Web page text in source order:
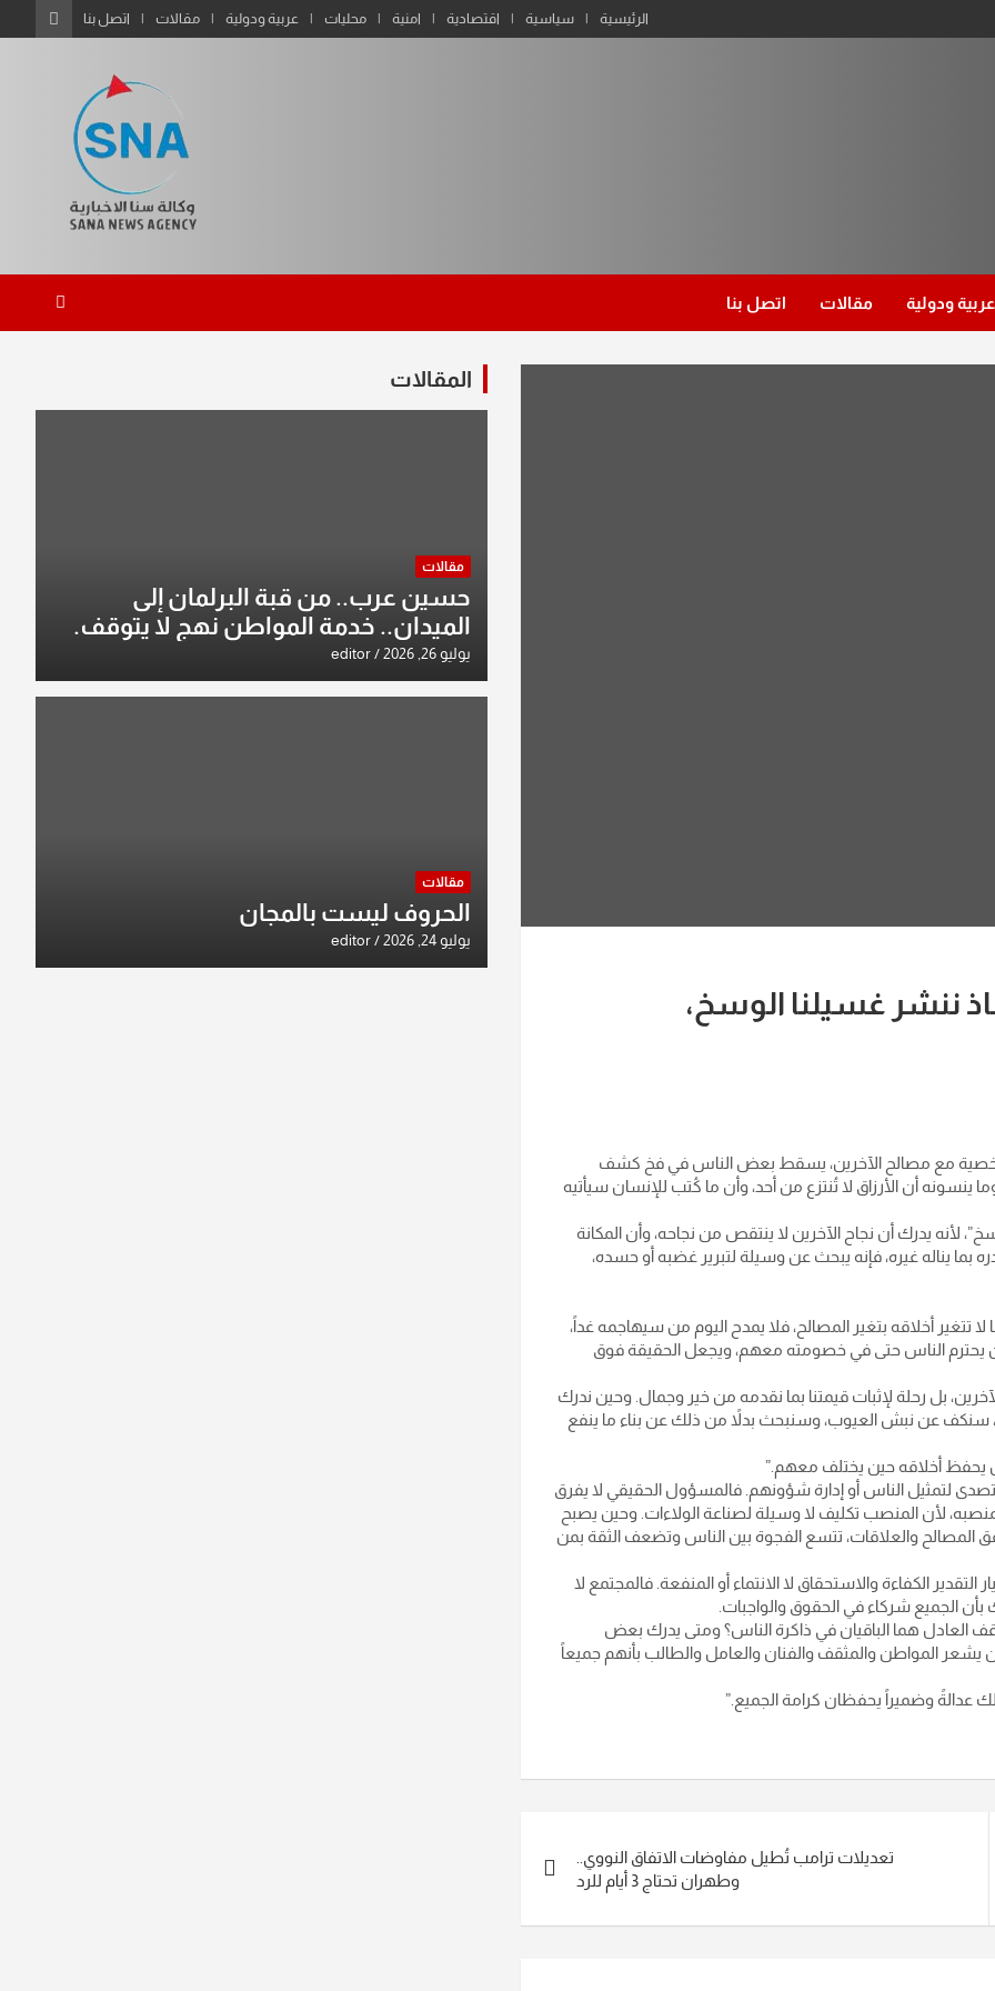
الرئيسية سياسية اقتصادية امنية محليات عربية ودولية مقالات اتصل بنا
عربية ودولية مقالات اتصل بنا
ننشر غسيلنا الوسخ،
الشخصية مع مصالح الآخرين، يسقط بعض الناس في فخ كشف
ينسونه أن الأرزاق لا تُنتزع من أحد، وأن ما كُتب للإنسان سيأتيه
لأنه يدرك أن نجاح الآخرين لا ينتقص من نجاحه، وأن المكانة
بما يناله غيره، فإنه يبحث عن وسيلة لتبرير غضبه أو حسده،
تتغير أخلاقه بتغير المصالح، فلا يمدح اليوم من سيهاجمه غداً،
يحترم الناس حتى في خصومته معهم، ويجعل الحقيقة فوق
بل رحلة لإثبات قيمتنا بما نقدمه من خير وجمال. وحين ندرك
سنكف عن نبش العيوب، وسنبحث بدلاً من ذلك عن بناء ما ينفع
أخلاقه حين يختلف معهم.”
لتمثيل الناس أو إدارة شؤونهم. فالمسؤول الحقيقي لا يفرق
لأن المنصب تكليف لا وسيلة لصناعة الولاءات. وحين يصبح
المصالح والعلاقات، تتسع الفجوة بين الناس وتضعف الثقة بمن
الكفاءة والاستحقاق لا الانتماء أو المنفعة. فالمجتمع لا
بأن الجميع شركاء في الحقوق والواجبات.
العادل هما الباقيان في ذاكرة الناس؟ ومتى يدرك بعض
المواطن والمثقف والفنان والعامل والطالب بأنهم جميعاً
عدالةً وضميراً يحفظان كرامة الجميع.”
تعديلات ترامب تُطيل مفاوضات الاتفاق النووي..
وطهران تحتاج 3 أيام للرد
المقالات
مقالات
حسين عرب.. من قبة البرلمان إلى
الميدان.. خدمة المواطن نهج لا يتوقف.
يوليو 26, 2026 editor
مقالات
الحروف ليست بالمجان
يوليو 24, 2026 editor